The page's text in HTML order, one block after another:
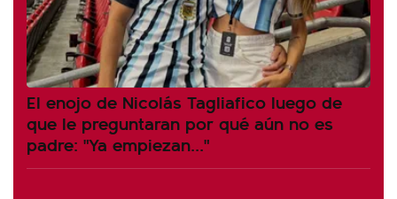
El enojo de Nicolás Tagliafico luego de
que le preguntaran por qué aún no es
padre: "Ya empiezan..."